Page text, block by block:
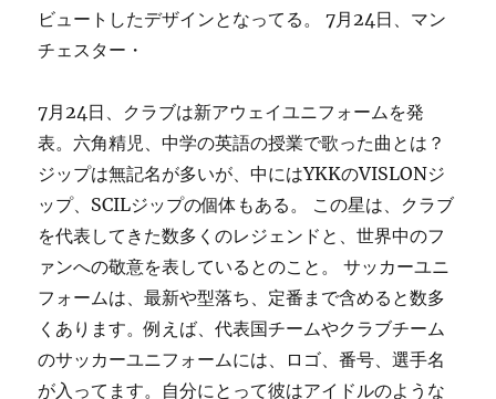
ビュートしたデザインとなってる。 7月24日、マン
チェスター・
7月24日、クラブは新アウェイユニフォームを発
表。六角精児、中学の英語の授業で歌った曲とは？
ジップは無記名が多いが、中にはYKKのVISLONジ
ップ、SCILジップの個体もある。 この星は、クラブ
を代表してきた数多くのレジェンドと、世界中のフ
ァンへの敬意を表しているとのこと。 サッカーユニ
フォームは、最新や型落ち、定番まで含めると数多
くあります。例えば、代表国チームやクラブチーム
のサッカーユニフォームには、ロゴ、番号、選手名
が入ってます。自分にとって彼はアイドルのような